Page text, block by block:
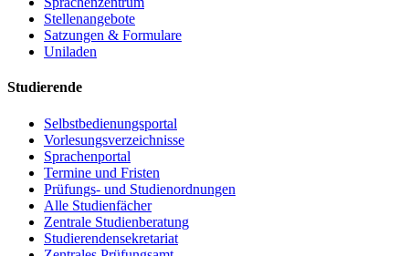
Stellenangebote
Satzungen & Formulare
Uniladen
Studierende
Selbstbedienungsportal
Vorlesungsverzeichnisse
Sprachenportal
Termine und Fristen
Prüfungs- und Studienordnungen
Alle Studienfächer
Zentrale Studienberatung
Studierendensekretariat